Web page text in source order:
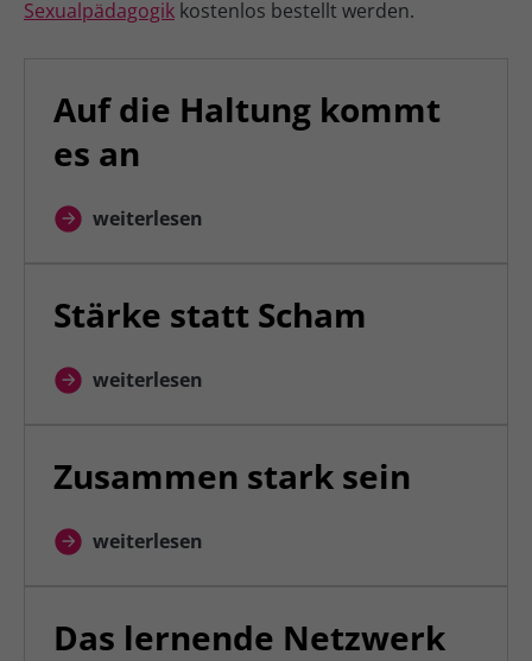
Sexualpädagogik kostenlos bestellt werden.
Auf die Haltung kommt
es an
weiterlesen
Stärke statt Scham
weiterlesen
Zusammen stark sein
weiterlesen
Das lernende Netzwerk